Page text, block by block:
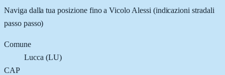
Naviga dalla tua posizione fino aVicolo Alessi (indicazioni stradali
passo passo)
Comune
Lucca (LU)
CAP